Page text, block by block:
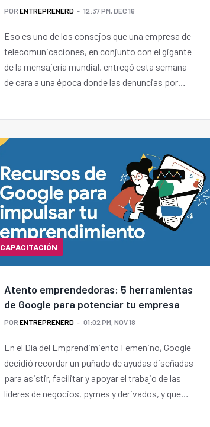
POR ENTREPRENERD 12:37 PM, DEC 16
Eso es uno de los consejos que una empresa de
telecomunicaciones, en conjunto con el gigante
de la mensajería mundial, entregó esta semana
de cara a una época donde las denuncias por
CAPACITACIÓN
Atento emprendedoras: 5 herramientas
de Google para potenciar tu empresa
POR ENTREPRENERD 01:02 PM, NOV 18
En el Día del Emprendimiento Femenino, Google
decidió recordar un puñado de ayudas diseñadas
para asistir, facilitar y apoyar el trabajo de las
líderes de negocios, pymes y derivados, y que